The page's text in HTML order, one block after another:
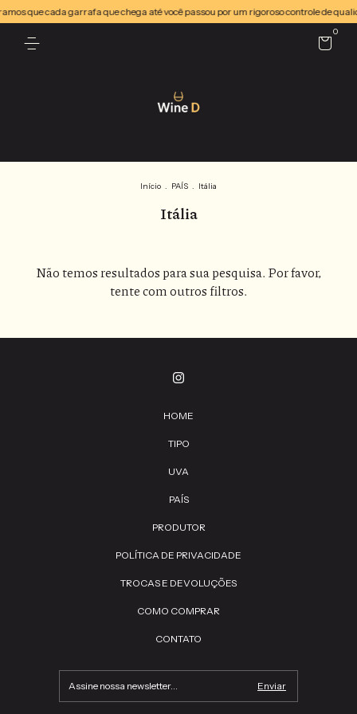
que cada garrafa que chega até você passou por um rigoroso controle de
0
Início . PAÍS . Itália
Itália
Não temos resultados para sua pesquisa. Por favor,
tente com outros filtros.
HOME
TIPO
UVA
PAÍS
PRODUTOR
POLÍTICA DE PRIVACIDADE
TROCAS E DEVOLUÇÕES
COMO COMPRAR
CONTATO